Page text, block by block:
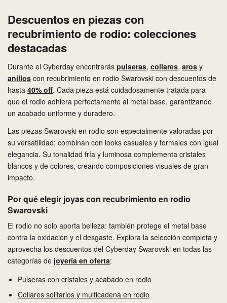
Descuentos en piezas con
recubrimiento de rodio: colecciones
destacadas
Durante el Cyberday encontrarás pulseras, collares, aros y
anillos con recubrimiento en rodio Swarovski con descuentos de
hasta 40% off. Cada pieza está cuidadosamente tratada para
que el rodio adhiera perfectamente al metal base, garantizando
un acabado uniforme y duradero.
Las piezas Swarovski en rodio son especialmente valoradas por
su versatilidad: combinan con looks casuales y formales con igual
elegancia. Su tonalidad fría y luminosa complementa cristales
blancos y de colores, creando composiciones visuales de gran
impacto.
Por qué elegir joyas con recubrimiento en rodio
Swarovski
El rodio no solo aporta belleza: también protege el metal base
contra la oxidación y el desgaste. Explora la selección completa y
aprovecha los descuentos del Cyberday Swarovski en todas las
categorías de joyería en oferta:
Pulseras con cristales y acabado en rodio
Collares solitarios y multicadena en rodio